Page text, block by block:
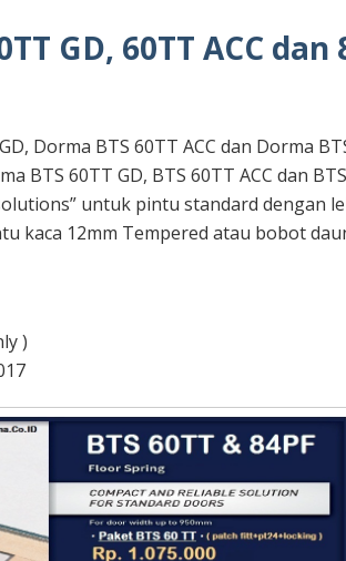
GD, 60TT ACC dan
Dorma BTS 60TT ACC dan Dorma
BTS 60TT GD, BTS 60TT ACC dan BTS
untuk pintu standard dengan
kaca 12mm Tempered atau bobot
)